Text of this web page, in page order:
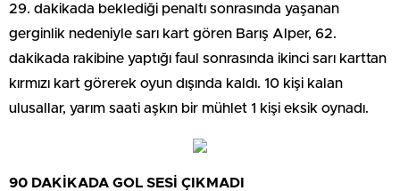
29. dakikada beklediği penaltı sonrasında yaşanan
gerginlik nedeniyle sarı kart gören Barış Alper, 62.
dakikada rakibine yaptığı faul sonrasında ikinci sarı karttan
kırmızı kart görerek oyun dışında kaldı. 10 kişi kalan
ulusallar, yarım saati aşkın bir mühlet 1 kişi eksik oynadı.
90 DAKİKADA GOL SESİ ÇIKMADI